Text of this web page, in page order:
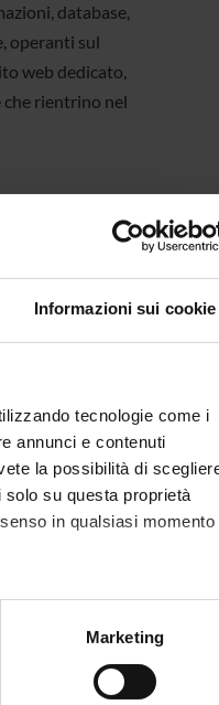
Informazioni sui cookie
tecnologie come i
annunci e contenuti
la possibilità di
su questa proprietà
in qualsiasi momento
metro,Marketing
database,
operanti sul
web dedicato,
che rientrino nel
a quelli del
le
dai sue/suoi
canale